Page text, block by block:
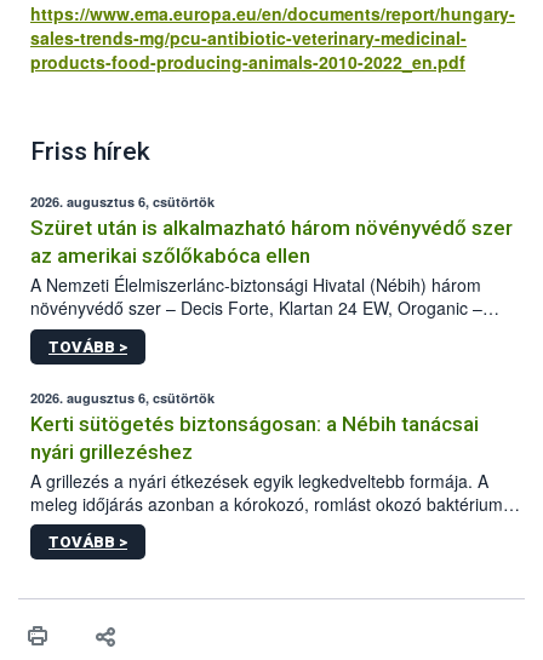
https://www.ema.europa.eu/en/documents/report/hungary-
sales-trends-mg/pcu-antibiotic-veterinary-medicinal-
products-food-producing-animals-2010-2022_en.pdf
Friss hírek
2026. augusztus 6, csütörtök
Szüret után is alkalmazható három növényvédő szer
az amerikai szőlőkabóca ellen
A Nemzeti Élelmiszerlánc-biztonsági Hivatal (Nébih) három
növényvédő szer – Decis Forte, Klartan 24 EW, Oroganic –
engedélyokiratát módosította, így azok a szüretet követően,
egészen a vesszőérettség (BBCH 91) stádiumáig
érésű szőlőkben is legyen lehetőség a károsító elleni további
védekezésre. Az Oroganic készítmény kis kiszerelésben kiskerti
felhasználók számára is elérhető és ökológiai termesztésben is
engedélyezett.
TOVÁBB >
2026. augusztus 6, csütörtök
Kerti sütögetés biztonságosan: a Nébih tanácsai
nyári grillezéshez
A grillezés a nyári étkezések egyik legkedveltebb formája. A
meleg időjárás azonban a kórokozó, romlást okozó baktériumok
gyorsabb szaporodásának is kedvez. A szabadtéri sütögetés
ezért nem csupán a megfelelő sütési technikáról szól: legalább
higiéniai szabályok betartása, a megfelelő hőkezelés, valamint a
biztonsági Hivatal (Nébih) Oktatási Programja összegyűjtötte a
TOVÁBB >